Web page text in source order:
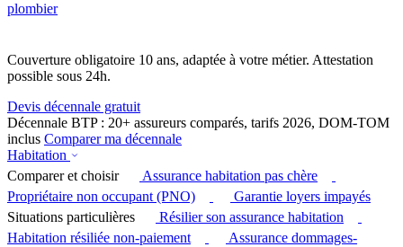
plombier
Couverture obligatoire 10 ans, adaptée à votre métier. Attestation
possible sous 24h.
Devis décennale gratuit
Décennale BTP : 20+ assureurs comparés, tarifs 2026, DOM-TOM
inclus Comparer ma décennale
Habitation
Comparer et choisir
Assurance habitation pas chère
Propriétaire non occupant (PNO)
Garantie loyers impayés
Situations particulières
Résilier son assurance habitation
Habitation résiliée non-paiement
Assurance dommages-